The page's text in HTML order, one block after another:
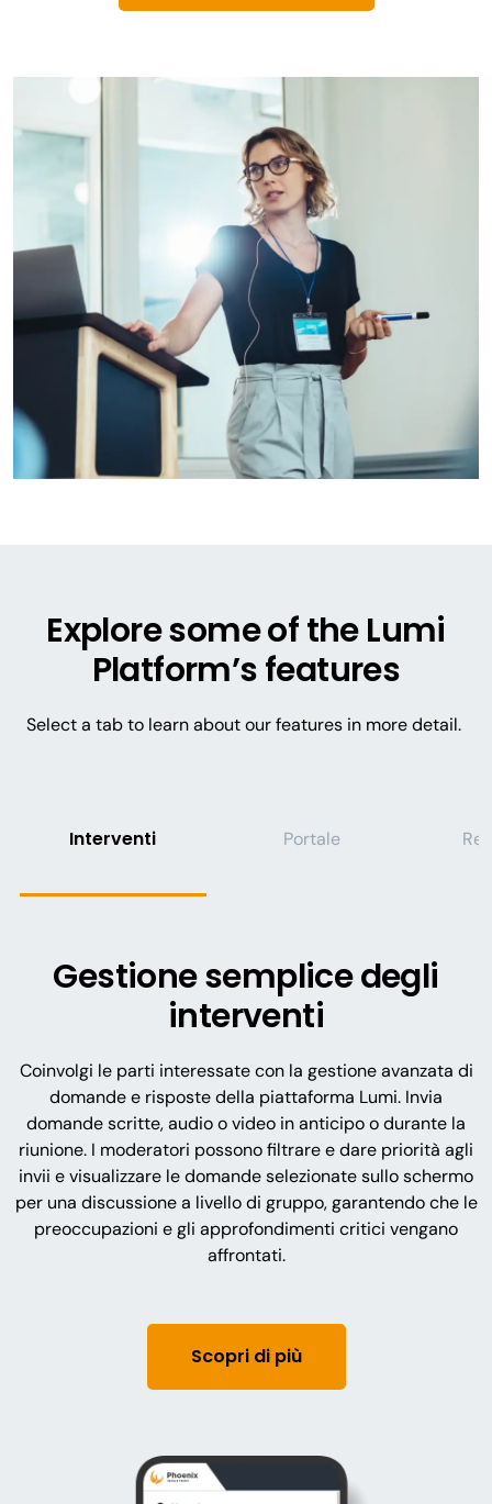
Explore some of the Lumi
Platform’s features
Select a tab to learn about our features in more detail.
Interventi Portale
Gestione semplice degli
interventi
Coinvolgi le parti interessate con la gestione avanzata di
domande e risposte della piattaforma Lumi. Invia
domande scritte, audio o video in anticipo o durante la
riunione. I moderatori possono filtrare e dare priorità agli
invii e visualizzare le domande selezionate sullo schermo
per una discussione a livello di gruppo, garantendo che le
preoccupazioni e gli approfondimenti critici vengano
affrontati.
Scopri di più